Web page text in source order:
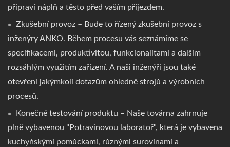
připraví náplň a těsto před vaším příjezdem.
Zkušební provoz – Bude to řízený zkušební provoz s
inženýry ANKO. Během procesu vás seznámíme se
specifikacemi, produktivitou, funkcionalitami a dalším
rozsáhlým využitím zařízení. A naši inženýři jsou také
otevřeni jakýmkoli dotazům ohledně strojů a výrobních
procesů.
Konečné testování produktu – Naše továrna zahrnuje
plně vybavenou "Potravinovou laboratoř", která je vybavena
kuchyňskými pomůckami, různými surovinami a